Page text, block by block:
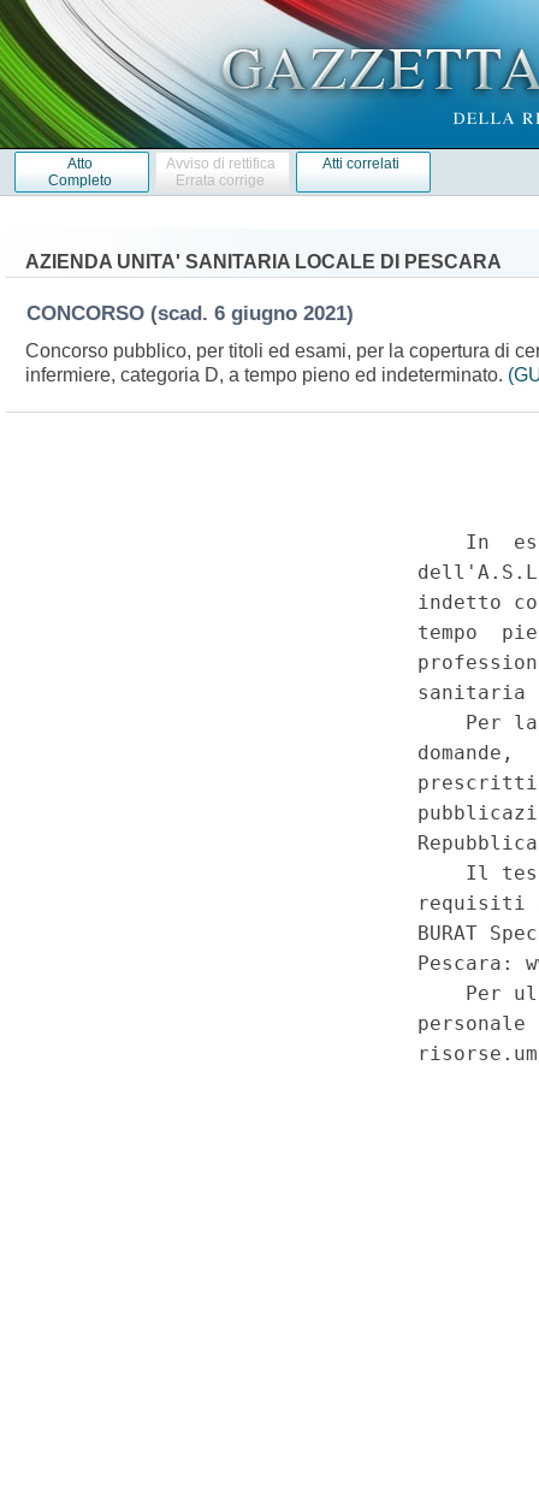
Atto
Completo
Avviso di rettifica
Errata corrige
Atti correlati
AZIENDA UNITA' SANITARIA LOCALE DI PESCARA
CONCORSO (scad. 6 giugno 2021)
Concorso pubblico, per titoli ed esami, per la copertura di
infermiere, categoria D, a tempo pieno ed indeterminato.